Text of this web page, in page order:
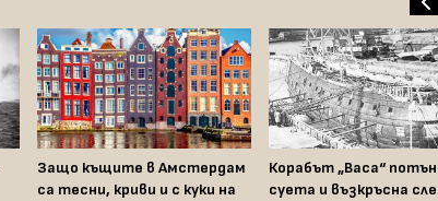
Защо къщите в Амстердам
са тесни, криви и с куки на
Корабът „Васа“
суета и възкръсна